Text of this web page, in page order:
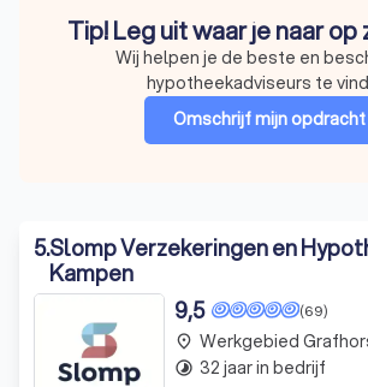
Tip! Leg uit waar je naar
Wij helpen je de beste en
hypotheekadviseurs te
Omschrijf mijn opdracht
5.Slomp Verzekeringen en
Kampen
(69)
9,5
place Werkgebied
timelapse 32 jaar in bedrijf